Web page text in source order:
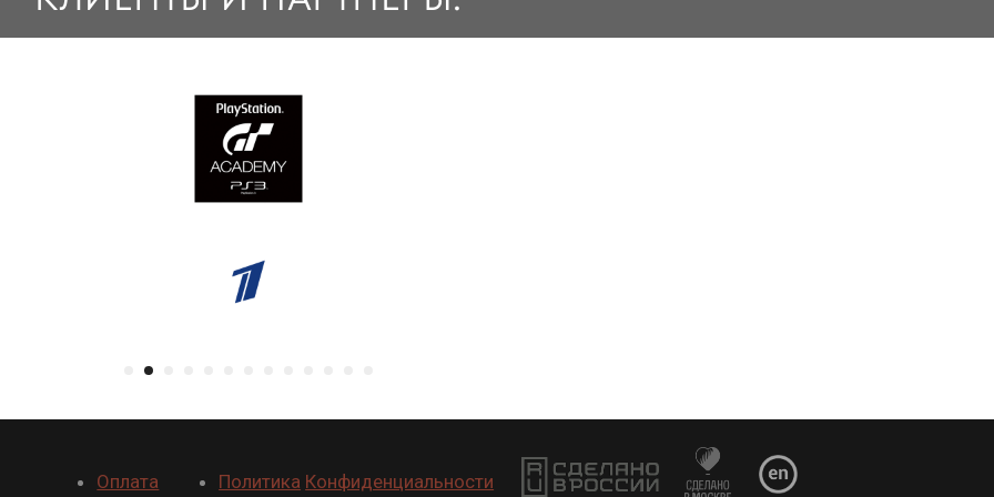
Дилерам
ПолитикаКонфиденциальности
соответствующих правообладателей.